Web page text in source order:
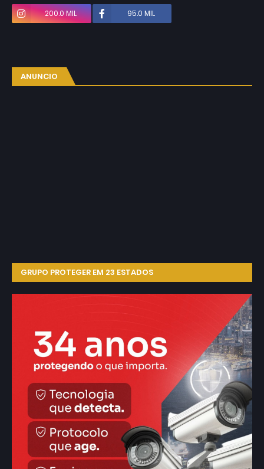
200.0 MIL 95.0 MIL
ANUNCIO
GRUPO PROTEGER EM 23 ESTADOS